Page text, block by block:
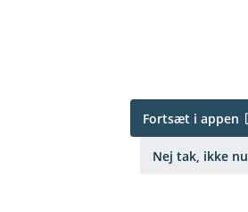
Fortsæt i appen
Nej tak, ikke nu